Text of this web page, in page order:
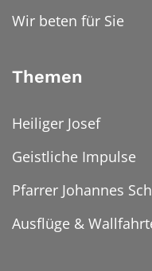
Wir beten für Sie
Themen
Heiliger Josef
Geistliche Impulse
Pfarrer Johannes
Ausflüge &